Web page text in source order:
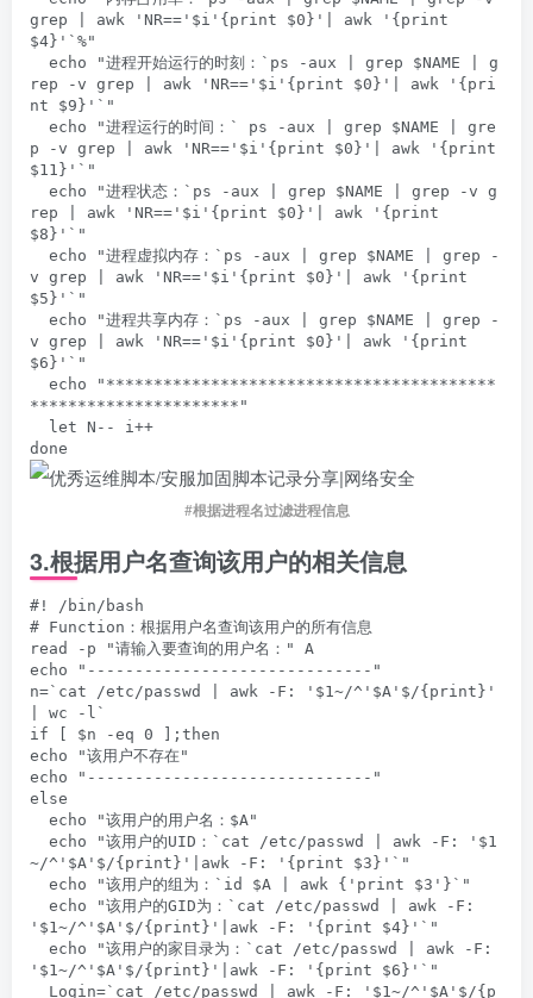
grep | awk 'NR=='$i'{print $0}'| awk '{print
$4}'`%"
rep -v grep | awk 'NR=='$i'{print $0}'| awk '{pri
nt $9}'`"
p -v grep | awk 'NR=='$i'{print $0}'| awk '{print
$11}'`"
rep | awk 'NR=='$i'{print $0}'| awk '{print
$8}'`"
v grep | awk 'NR=='$i'{print $0}'| awk '{print
$5}'`"
v grep | awk 'NR=='$i'{print $0}'| awk '{print
$6}'`"
**********************"
done
#根据进程名过滤进程信息
3.根据用户名查询该用户的相关信息
#! /bin/bash
# Function：根据用户名查询该用户的所有信息
read -p "请输入要查询的用户名：" A
echo "------------------------------"
n=`cat /etc/passwd | awk -F: '$1~/^'$A'$/{print}'
| wc -l`
if [ $n -eq 0 ];then
echo "该用户不存在"
echo "------------------------------"
else
~/^'$A'$/{print}'|awk -F: '{print $3}'`"
'$1~/^'$A'$/{print}'|awk -F: '{print $4}'`"
'$1~/^'$A'$/{print}'|awk -F: '{print $6}'`"